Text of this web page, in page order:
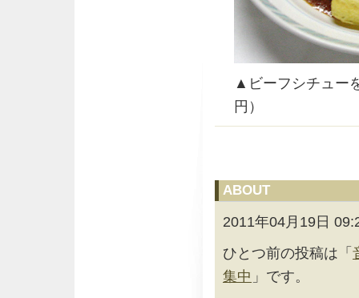
▲ビーフシチュー
円）
ABOUT
2011年04月19日
ひとつ前の投稿は「
集中 」です。